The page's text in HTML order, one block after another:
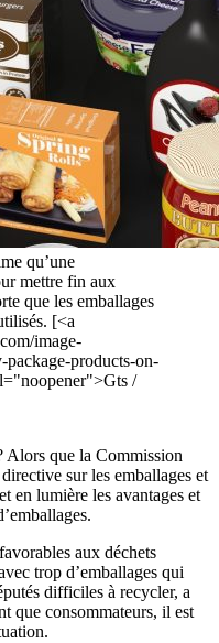
qu’une
mettre fin aux
que les emballages
[<a
image-
products-on-
/
Alors que la Commission
sur les emballages et
en lumière les avantages et
aux déchets
trop d’emballages qui
difficiles à recycler, a
que consommateurs, il est